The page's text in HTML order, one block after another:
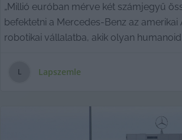
„Millió euróban mérve két számjegyű
befektetni a Mercedes-Benz az amerikai
robotikai vállalatba, akik olyan humanoid
L Lapszemle